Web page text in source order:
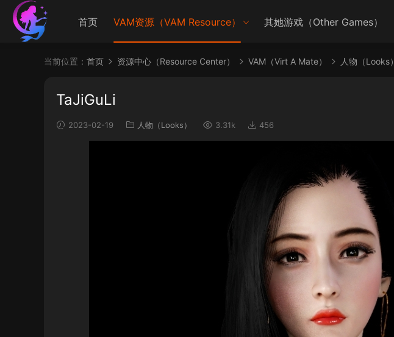
首页 VAM资源（VAM Resource） 其她游戏（Other Games）
当前位置： 首页 资源中心（Resource Center） VAM（Virt A Mate） 人物（Looks）
TaJiGuLi
2023-02-19 人物（Looks） 3.31k 456